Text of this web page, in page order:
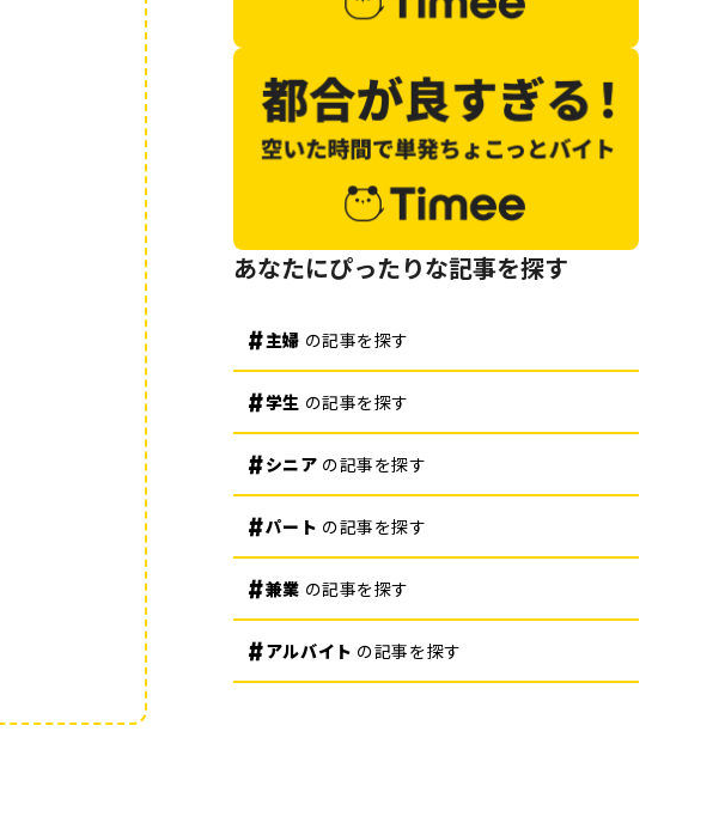
あなたにぴったりな記事を探す
主婦 の記事を探す
学生 の記事を探す
シニア の記事を探す
パート の記事を探す
兼業 の記事を探す
アルバイト の記事を探す